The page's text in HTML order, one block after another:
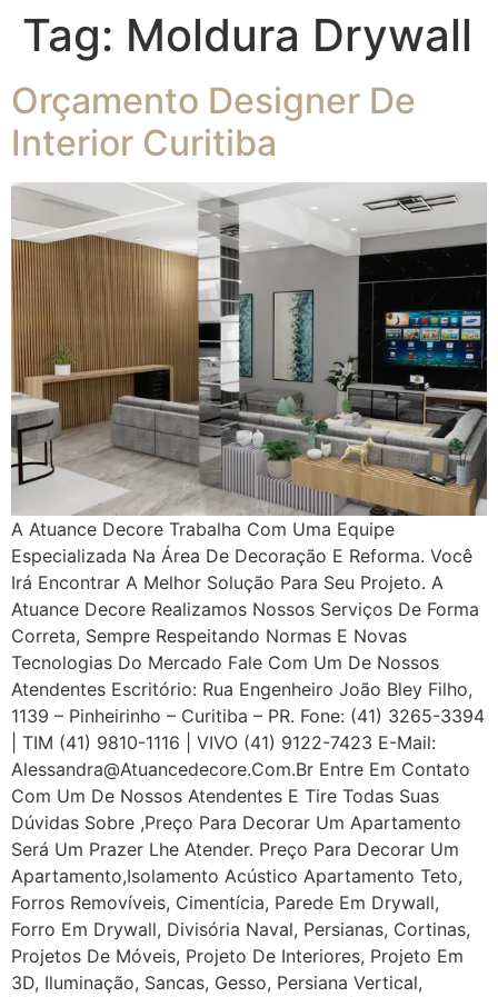
Tag: Moldura Drywall
Orçamento Designer De
Interior Curitiba
A Atuance Decore Trabalha Com Uma Equipe
Especializada Na Área De Decoração E Reforma. Você
Irá Encontrar A Melhor Solução Para Seu Projeto. A
Atuance Decore Realizamos Nossos Serviços De Forma
Correta, Sempre Respeitando Normas E Novas
Tecnologias Do Mercado Fale Com Um De Nossos
Atendentes Escritório: Rua Engenheiro João Bley Filho,
1139 – Pinheirinho – Curitiba – PR. Fone: (41) 3265-3394
| TIM (41) 9810-1116 | VIVO (41) 9122-7423 E-Mail:
Alessandra@atuancedecore.com.br Entre Em Contato
Com Um De Nossos Atendentes E Tire Todas Suas
Dúvidas Sobre ,Preço Para Decorar Um Apartamento
Será Um Prazer Lhe Atender. Preço Para Decorar Um
Apartamento,Isolamento Acústico Apartamento Teto,
Forros Removíveis, Cimentícia, Parede Em Drywall,
Forro Em Drywall, Divisória Naval, Persianas, Cortinas,
Projetos De Móveis, Projeto De Interiores, Projeto Em
3D, Iluminação, Sancas, Gesso, Persiana Vertical,